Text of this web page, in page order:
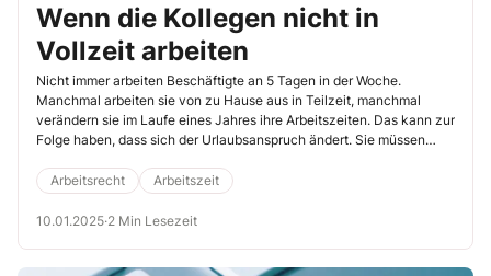
Wenn die Kollegen nicht in
Vollzeit arbeiten
Nicht immer arbeiten Beschäftigte an 5 Tagen in der Woche.
Manchmal arbeiten sie von zu Hause aus in Teilzeit, manchmal
verändern sie im Laufe eines Jahres ihre Arbeitszeiten. Das kann zur
Folge haben, dass sich der Urlaubsanspruch ändert. Sie müssen
Arbeitsrecht
Arbeitszeit
10.01.2025·2 Min Lesezeit